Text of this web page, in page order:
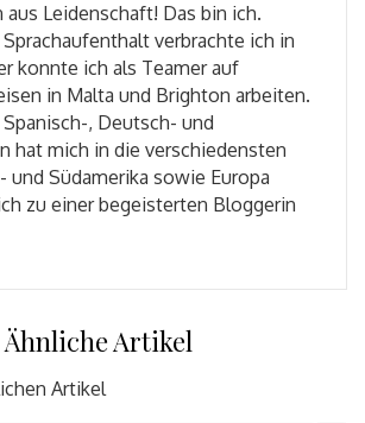
aus Leidenschaft! Das bin ich.
verbrachte ich in
konnte ich als Teamer auf
in Malta und Brighton arbeiten.
, Deutsch- und
hat mich in die verschiedensten
und Südamerika sowie Europa
zu einer begeisterten Bloggerin
Ähnliche Artikel
Artikel